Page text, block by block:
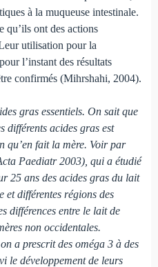
à la muqueuse intestinale.
qu’ils ont des actions
utilisation pour la
l’instant des résultats
confirmés (Mihrshahi, 2004).
gras essentiels. On sait que
différents acides gras est
qu’en fait la mère. Voir par
Paediatr 2003), qui a étudié
25 ans des acides gras du lait
et différentes régions des
différences entre le lait de
non occidentales.
a prescrit des oméga 3 à des
le développement de leurs